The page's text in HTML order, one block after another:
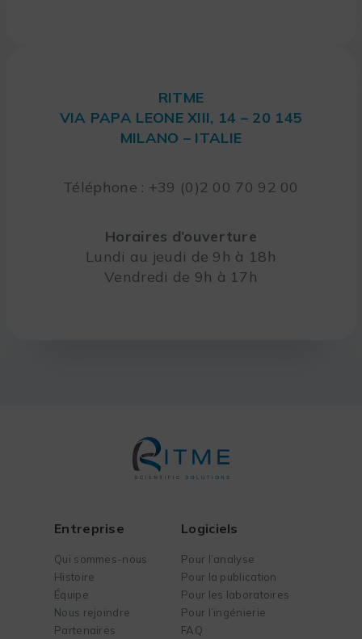
RITME
VIA PAPA LEONE XIII, 14 – 20 145
MILANO – ITALIE
Téléphone : +39 (0)2 00 70 92 00
Horaires d’ouverture
Lundi au jeudi de 9h à 18h
Vendredi de 9h à 17h
Entreprise
Qui sommes-nous
Histoire
Équipe
Nous rejoindre
Partenaires
Logiciels
Pour l’analyse
Pour la publication
Pour les laboratoires
Pour l’ingénierie
FAQ